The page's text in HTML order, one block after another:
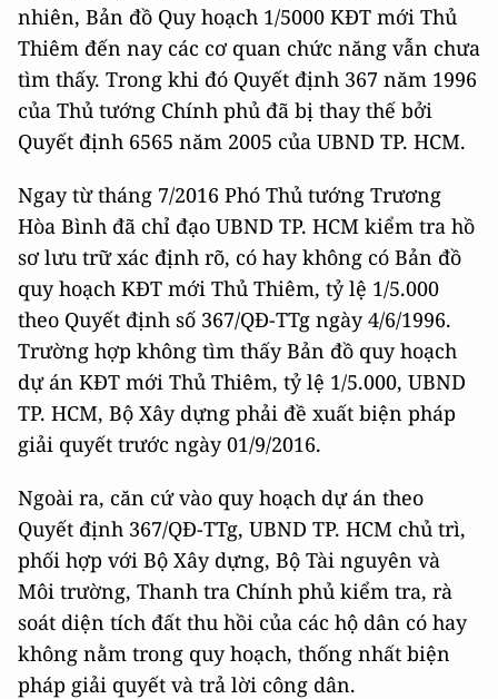
nhiên, Bản đồ Quy hoạch 1/5000 KĐT mới Thủ
Thiêm đến nay các cơ quan chức năng vẫn chưa
tìm thấy. Trong khi đó Quyết định 367 năm 1996
của Thủ tướng Chính phủ đã bị thay thế bởi
Quyết định 6565 năm 2005 của UBND TP. HCM.
Ngay từ tháng 7/2016 Phó Thủ tướng Trương
Hòa Bình đã chỉ đạo UBND TP. HCM kiểm tra hồ
sơ lưu trữ xác định rõ, có hay không có Bản đồ
quy hoạch KĐT mới Thủ Thiêm, tỷ lệ 1/5.000
theo Quyết định số 367/QĐ-TTg ngày 4/6/1996.
Trường hợp không tìm thấy Bản đồ quy hoạch
dự án KĐT mới Thủ Thiêm, tỷ lệ 1/5.000, UBND
TP. HCM, Bộ Xây dựng phải đề xuất biện pháp
giải quyết trước ngày 01/9/2016.
Ngoài ra, căn cứ vào quy hoạch dự án theo
Quyết định 367/QĐ-TTg, UBND TP. HCM chủ trì,
phối hợp với Bộ Xây dựng, Bộ Tài nguyên và
Môi trường, Thanh tra Chính phủ kiểm tra, rà
soát diện tích đất thu hồi của các hộ dân có hay
không nằm trong quy hoạch, thống nhất biện
pháp giải quyết và trả lời công dân.